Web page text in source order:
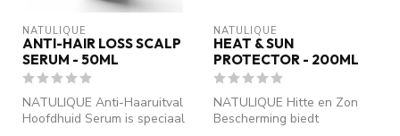
NATULIQUE
ANTI-HAIR LOSS SCALP
SERUM - 50ML
NATULIQUE Anti-Haaruitval
Hoofdhuid Serum is speciaal
NATULIQUE
HEAT & SUN
PROTECTOR - 200ML
NATULIQUE Hitte en Zon
Bescherming biedt